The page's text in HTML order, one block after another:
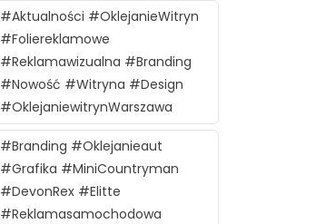
#aktualności #oklejanieWitryn
#foliereklamowe
#reklamawizualna #branding
#nowość #witryna #design
#oklejaniewitrynWarszawa
#branding #oklejanieaut
#grafika #MiniCountryman
#DevonRex #Elitte
#reklamasamochodowa